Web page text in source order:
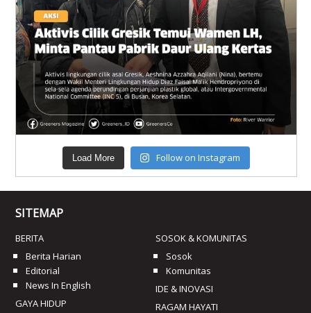
Load More Follow on Instagram
SITEMAP
BERITA
Berita Harian
Editorial
News In English
GAYA HIDUP
SOSOK & KOMUNITAS
Sosok
Komunitas
IDE & INOVASI
RAGAM HAYATI